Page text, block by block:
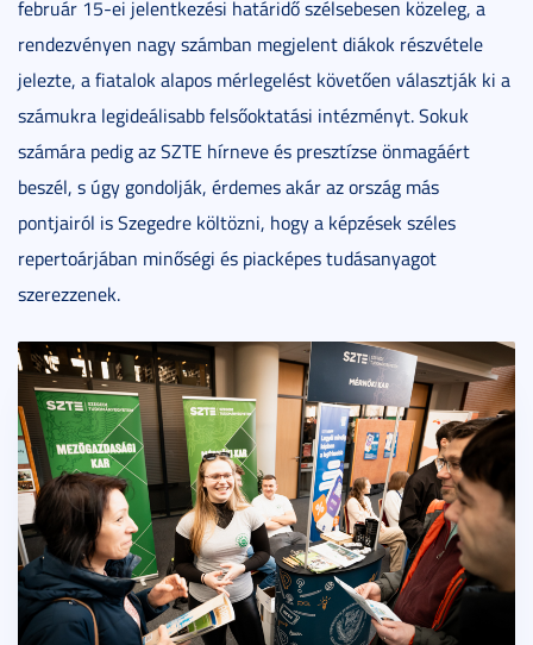
február 15-ei jelentkezési határidő szélsebesen közeleg, a
rendezvényen nagy számban megjelent diákok részvétele
jelezte, a fiatalok alapos mérlegelést követően választják ki a
számukra legideálisabb felsőoktatási intézményt. Sokuk
számára pedig az SZTE hírneve és presztízse önmagáért
beszél, s úgy gondolják, érdemes akár az ország más
pontjairól is Szegedre költözni, hogy a képzések széles
repertoárjában minőségi és piacképes tudásanyagot
szerezzenek.